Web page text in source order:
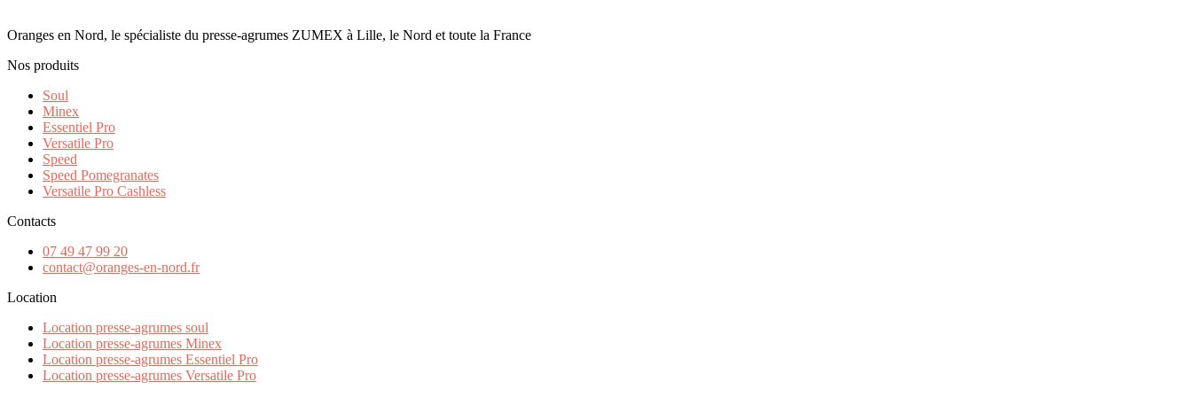
Oranges en Nord, le spécialiste du presse-agrumes ZUMEX à Lille, le Nord et toute la France
Nos produits
Soul
Minex
Essentiel Pro
Versatile Pro
Speed
Speed Pomegranates
Versatile Pro Cashless
Contacts
07 49 47 99 20
contact@oranges-en-nord.fr
Location
Location presse-agrumes soul
Location presse-agrumes Minex
Location presse-agrumes Essentiel Pro
Location presse-agrumes Versatile Pro